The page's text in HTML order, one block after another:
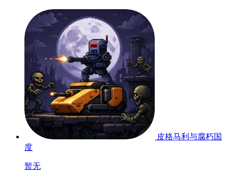
皮格马利与腐朽国
度
暂无